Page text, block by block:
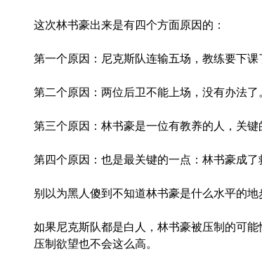
这次林书豪出来是有四个方面原因的：
第一个原因：尼克斯队连输五场，教练要下课
第二个原因：两位后卫不能上场，没有办法了。
第三个原因：林书豪是一位有教养的人，关
第四个原因：也是最关键的一点：林书豪成了
别以为黑人傻到不知道林书豪是什么水平的
如果尼克斯队都是白人，林书豪被压制的可
压制欲望也不会这么高。